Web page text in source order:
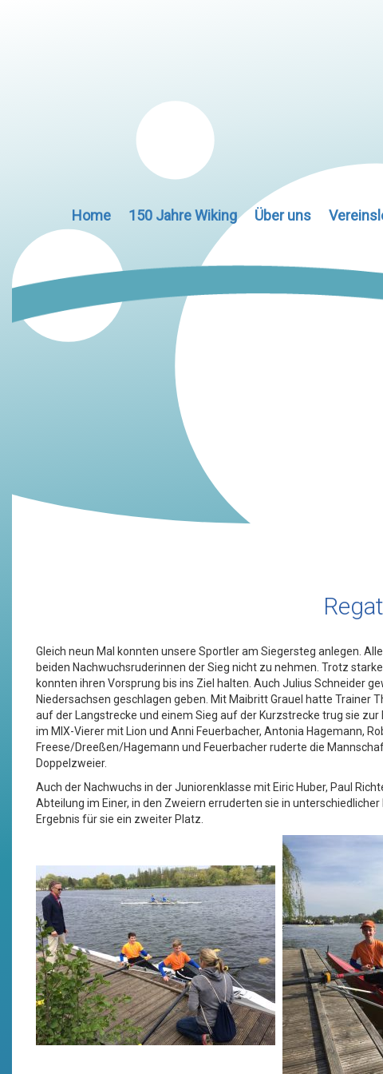
Home 150 Jahre Wiking Über uns
Gleich neun Mal konnten unsere Sportler am Siegersteg anlegen.
beiden Nachwuchsruderinnen der Sieg nicht zu nehmen. Trotz
konnten ihren Vorsprung bis ins Ziel halten. Auch Julius Schneider
Niedersachsen geschlagen geben. Mit Maibritt Grauel hatte
auf der Langstrecke und einem Sieg auf der Kurzstrecke trug sie
im MIX-Vierer mit Lion und Anni Feuerbacher, Antonia Hagemann,
Freese/Dreeßen/Hagemann und Feuerbacher ruderte die
Doppelzweier.
Auch der Nachwuchs in der Juniorenklasse mit Eiric Huber, Paul
Abteilung im Einer, in den Zweiern erruderten sie in
Ergebnis für sie ein zweiter Platz.